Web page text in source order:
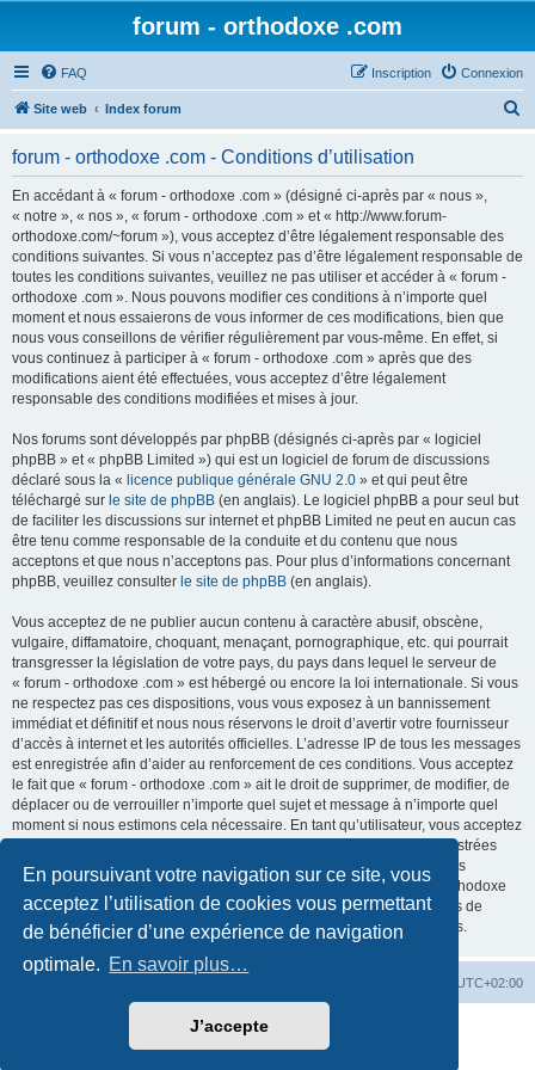
En poursuivant votre navigation sur ce site, vous
acceptez l’utilisation de cookies vous permettant
de bénéficier d’une expérience de navigation
optimale. En savoir plus…
J’accepte
forum - orthodoxe .com
FAQ Connexion
Inscription
Site web Index forum
forum - orthodoxe .com - Conditions d’utilisation
En accédant à « forum - orthodoxe .com » (désigné ci-après par « nous »,
« notre », « nos », « forum - orthodoxe .com » et « http://www.forum-
orthodoxe.com/~forum »), vous acceptez d’être légalement responsable des
conditions suivantes. Si vous n’acceptez pas d’être légalement responsable de
toutes les conditions suivantes, veuillez ne pas utiliser et accéder à « forum -
orthodoxe .com ». Nous pouvons modifier ces conditions à n’importe quel
moment et nous essaierons de vous informer de ces modifications, bien que
nous vous conseillons de vérifier régulièrement par vous-même. En effet, si
vous continuez à participer à « forum - orthodoxe .com » après que des
modifications aient été effectuées, vous acceptez d’être légalement
responsable des conditions modifiées et mises à jour.
Nos forums sont développés par phpBB (désignés ci-après par « logiciel
phpBB » et « phpBB Limited ») qui est un logiciel de forum de discussions
déclaré sous la « licence publique générale GNU 2.0 » et qui peut être
téléchargé sur le site de phpBB (en anglais). Le logiciel phpBB a pour seul but
de faciliter les discussions sur internet et phpBB Limited ne peut en aucun cas
être tenu comme responsable de la conduite et du contenu que nous
acceptons et que nous n’acceptons pas. Pour plus d’informations concernant
phpBB, veuillez consulter le site de phpBB (en anglais).
Vous acceptez de ne publier aucun contenu à caractère abusif, obscène,
vulgaire, diffamatoire, choquant, menaçant, pornographique, etc. qui pourrait
transgresser la législation de votre pays, du pays dans lequel le serveur de
« forum - orthodoxe .com » est hébergé ou encore la loi internationale. Si vous
ne respectez pas ces dispositions, vous vous exposez à un bannissement
immédiat et définitif et nous nous réservons le droit d’avertir votre fournisseur
d’accès à internet et les autorités officielles. L’adresse IP de tous les messages
est enregistrée afin d’aider au renforcement de ces conditions. Vous acceptez
le fait que « forum - orthodoxe .com » ait le droit de supprimer, de modifier, de
déplacer ou de verrouiller n’importe quel sujet et message à n’importe quel
moment si nous estimons cela nécessaire. En tant qu’utilisateur, vous acceptez
que toutes les informations que vous avez renseignées soient enregistrées
dans notre base de données. Bien que ces informations ne seront pas
diffusées à une tierce partie sans votre consentement, ni « forum - orthodoxe
.com », ni phpBB, ne pourront être tenus comme responsables en cas de
tentative de piratage informatique visant à compromettre vos données.
UTC+02:00
phpBB® Forum Software © phpBB Limited
©